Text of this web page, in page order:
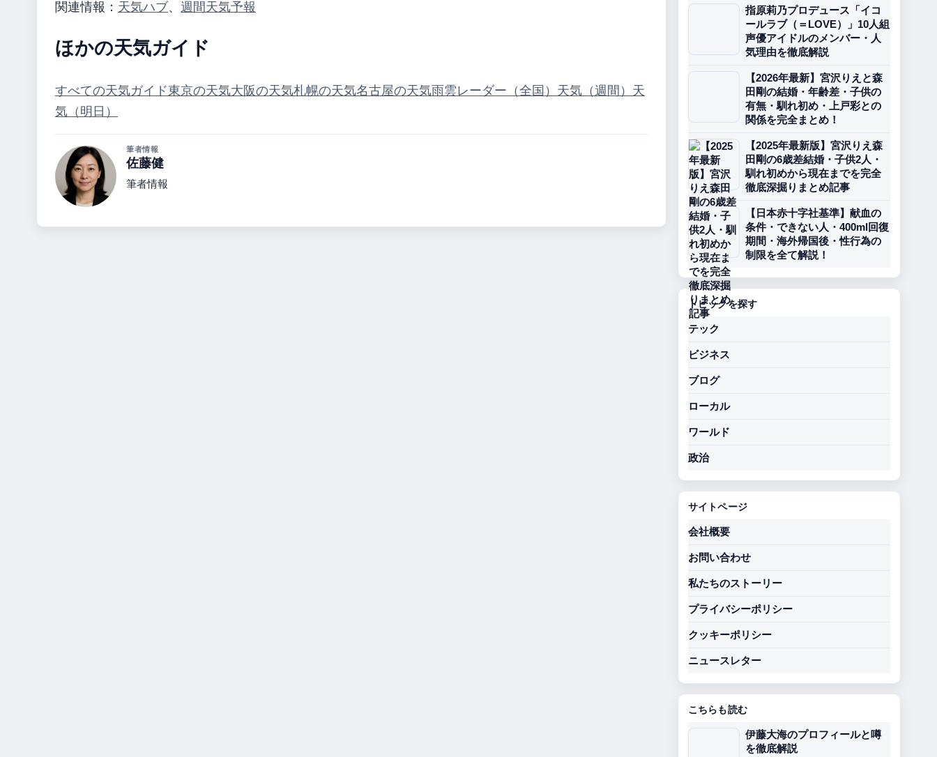
関連情報： 天気ハブ、 週間天気予報
ほかの天気ガイド
すべての天気ガイド東京の天気大阪の天気札幌の天気名古屋の天気雨雲レーダー（全国） 天気（週間） 天
気（明日）
筆者情報
佐藤健
筆者情報
指原莉乃プロデュース「イコ
ールラブ（＝LOVE）」10人組
声優アイドルのメンバー・人
気理由を徹底解説
【2026年最新】宮沢りえと森
田剛の結婚・年齢差・子供の
有無・馴れ初め・上戸彩との
関係を完全まとめ！
【2025年最新版】宮沢りえ森
田剛の6歳差結婚・子供2人・
馴れ初めから現在までを完全
徹底深掘りまとめ記事
【日本赤十字社基準】献血の
条件・できない人・400ml回復
期間・海外帰国後・性行為の
制限を全て解説！
トピックを探す
テック
ビジネス
ブログ
ローカル
ワールド
政治
サイトページ
会社概要
お問い合わせ
私たちのストーリー
プライバシーポリシー
クッキーポリシー
ニュースレター
こちらも読む
伊藤大海のプロフィールと噂
を徹底解説